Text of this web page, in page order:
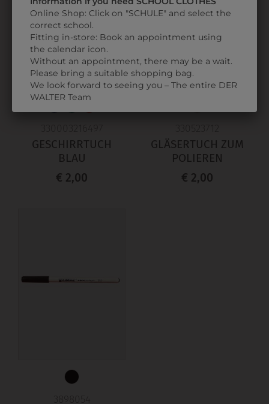
GESCHIRRTUCH
BLAU
€ 2,00
GLÄSERTUCH ZUM
POLIEREN
€ 2,00
Online Shop: Click on "SCHULE" and select the
correct school.
Fitting in-store: Book an appointment using
the calendar icon.
Without an appointment, there may be a wait.
Please bring a suitable shopping bag.
We look forward to seeing you – The entire DER
WALTER Team